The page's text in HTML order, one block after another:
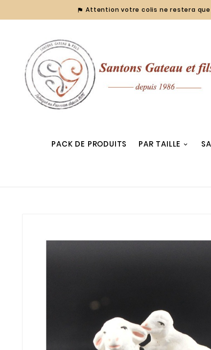
 Attention votre colis ne restera
PACK DE PRODUITS PAR TAILLE